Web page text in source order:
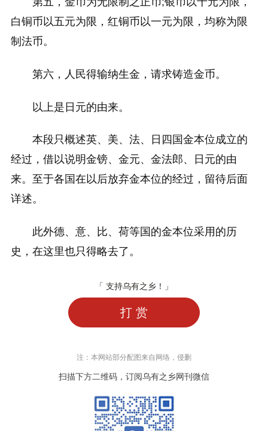
白铜币以五元为限，红铜币以一元为限，均称为限
制法币。
第六，人民得输纳生金，请求铸造金币。
以上是日元的由来。
本段只概述英、美、法、日四国金本位成立的
经过，借以说明金镑、金元、金法郎、日元的由
来。至于各国在以后放弃金本位的经过，留待后面
详述。
此外德、意、比、荷等国的金本位采用的历
史，在这里也只得略去了。
「 支持乌有之乡！」
打 赏
注：本网站部分配图来自网络，侵删
扫描下方二维码，订阅乌有之乡网刊微信